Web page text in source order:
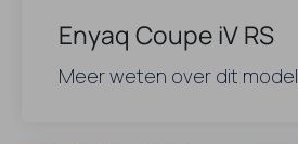
Enyaq Coupe iV RS
Meer weten over dit model